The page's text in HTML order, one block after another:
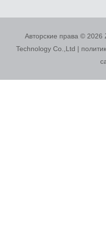
Авторские права © 2026
Technology Co.,Ltd |